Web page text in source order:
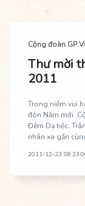
Cộng đoàn GP
Thư mời
2011
Trong niềm vui
đón Năm mới.
Đêm Dạ tiệc.
nhân xa gần
2011-12-23